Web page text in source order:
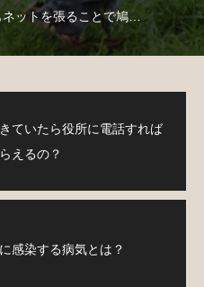
ットを張ることで鳩対
ていたら役所に電話すれば
えるの？
感染する病気とは？